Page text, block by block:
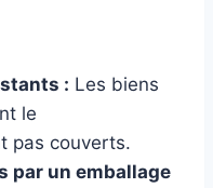
: Les biens
le
pas couverts.
par un emballage